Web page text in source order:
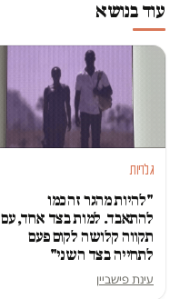
עוד בנושא
גלריות
"להיות מהגר זה כמו
להתאבד. למות בצד אחד, עם
תקווה קלושה לקום פעם
לתחייה בצד השני"
עינת פישביין